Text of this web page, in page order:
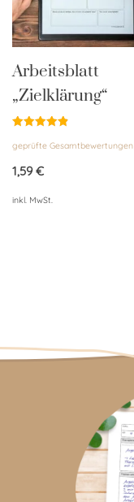
Arbeitsblatt
„Zielklärung“
mit
von 5
geprüfte Gesamtbewertungen
1,59€
inkl. MwSt.